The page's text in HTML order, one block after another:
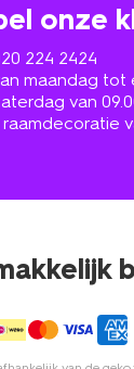
onze
224 2424
maandag tot
van
raamdecoratie